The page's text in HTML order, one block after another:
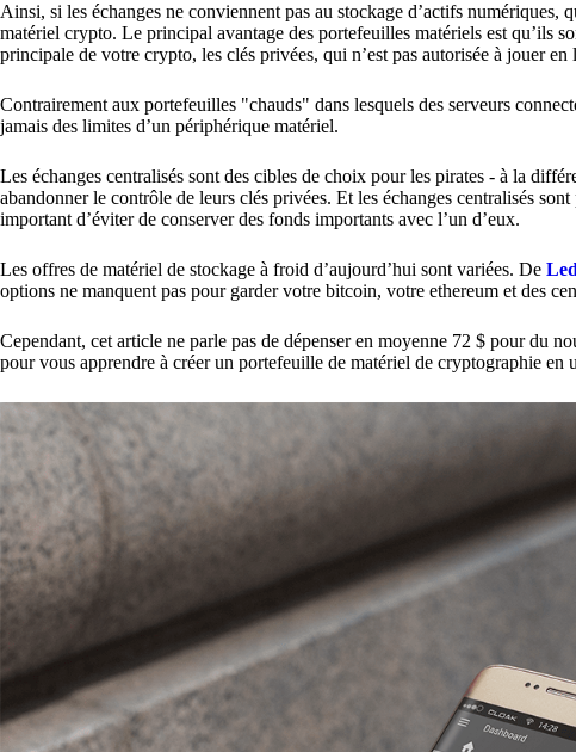
Ainsi, si les échanges ne conviennent pas au stockage d’actifs
matériel crypto. Le principal avantage des portefeuilles matériels est qu’ils
principale de votre crypto, les clés privées, qui n’est pas autorisée à jouer en
Contrairement aux portefeuilles "chauds" dans lesquels des serveurs
jamais des limites d’un périphérique matériel.
Les échanges centralisés sont des cibles de choix pour les pirates - à la
abandonner le contrôle de leurs clés privées. Et les échanges centralisés
important d’éviter de conserver des fonds importants avec l’un d’eux.
Les offres de matériel de stockage à froid d’aujourd’hui sont variées. De
options ne manquent pas pour garder votre bitcoin, votre ethereum et des
Cependant, cet article ne parle pas de dépenser en moyenne 72 $ pour du
pour vous apprendre à créer un portefeuille de matériel de cryptographie en